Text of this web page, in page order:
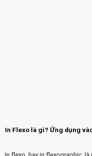
In Flexo là gì? Ứng dụng